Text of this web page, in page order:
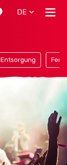
DE
Entsorgung